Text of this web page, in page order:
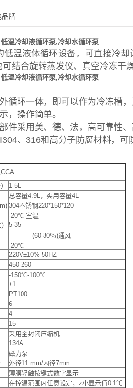
品牌
低温冷却液循环泵,冷却水循环泵
低温液体循环设备，可直接冷
结合旋转蒸发仪、真空冷冻干
低温冷却液循环泵,冷却水循环泵
循环一体，即可以作为冷冻槽
，操作简单。
件采用美、德、法，高可靠性
、316和高分子防腐材料，
1-5L
总容量4.9L，实用容量4L
304不锈钢220*150*120
-20℃-室温
5-35
(60-80％)通风
-20℃
220V±10% 50HZ
450-260
-150℃-100℃
±1
PT100
6
4
15
采用全封闭压缩机
134A
磁力泵
外径11 mm/内径7mm
薄膜轻触按键式数字显示
在控温范围内任意设定，z小显示值0.1℃